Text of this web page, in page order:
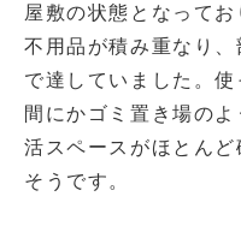
屋敷の状態となって
不用品が積み重なり
で達していました。
間にかゴミ置き場の
活スペースがほとん
そうです。